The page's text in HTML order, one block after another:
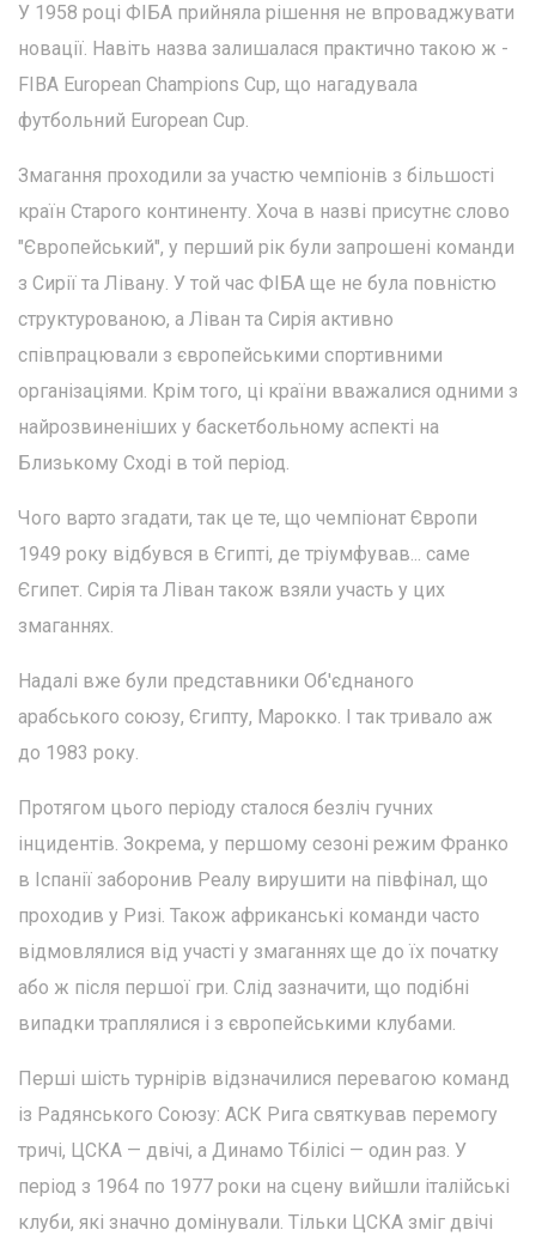
У 1958 році ФІБА прийняла рішення не впроваджувати
новації. Навіть назва залишалася практично такою ж -
FIBA European Champions Cup, що нагадувала
футбольний European Cup.
Змагання проходили за участю чемпіонів з більшості
країн Старого континенту. Хоча в назві присутнє слово
"Європейський", у перший рік були запрошені команди
з Сирії та Лівану. У той час ФІБА ще не була повністю
структурованою, а Ліван та Сирія активно
співпрацювали з європейськими спортивними
організаціями. Крім того, ці країни вважалися одними з
найрозвиненіших у баскетбольному аспекті на
Близькому Сході в той період.
Чого варто згадати, так це те, що чемпіонат Європи
1949 року відбувся в Єгипті, де тріумфував... саме
Єгипет. Сирія та Ліван також взяли участь у цих
змаганнях.
Надалі вже були представники Об'єднаного
арабського союзу, Єгипту, Марокко. І так тривало аж
до 1983 року.
Протягом цього періоду сталося безліч гучних
інцидентів. Зокрема, у першому сезоні режим Франко
в Іспанії заборонив Реалу вирушити на півфінал, що
проходив у Ризі. Також африканські команди часто
відмовлялися від участі у змаганнях ще до їх початку
або ж після першої гри. Слід зазначити, що подібні
випадки траплялися і з європейськими клубами.
Перші шість турнірів відзначилися перевагою команд
із Радянського Союзу: АСК Рига святкував перемогу
тричі, ЦСКА — двічі, а Динамо Тбілісі — один раз. У
період з 1964 по 1977 роки на сцену вийшли італійські
клуби, які значно домінували. Тільки ЦСКА зміг двічі